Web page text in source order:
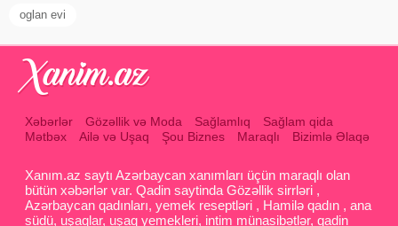
oglan evi
Xəbərlər Gözəllik və Moda Sağlamlıq
Sağlam qida
Mətbəx
Ailə və Uşaq Şou Biznes Maraqlı Bizimlə Əlaqə
Xanım.az saytı Azərbaycan xanımları üçün maraqlı olan
bütün xəbərlər var. Qadin saytinda Gözəllik sirrləri ,
Azərbaycan qadınları, yemek reseptləri , Hamilə qadın , ana
südü, uşaqlar, uşaq yemekleri, intim münasibətlər, qadin